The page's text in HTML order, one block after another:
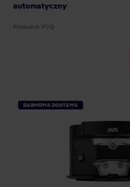
automatyczny
Producent: PUQ
DARMOWA DOSTAWA